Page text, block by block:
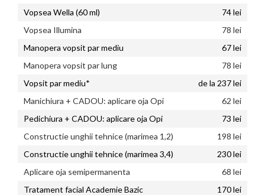
Vopsea Wella (60 ml)
74 lei
Vopsea Illumina
78 lei
Manopera vopsit par mediu
67 lei
Manopera vopsit par lung
78 lei
Vopsit par mediu*
de la 237 lei
Manichiura + CADOU: aplicare oja Opi
62 lei
Pedichiura + CADOU: aplicare oja Opi
73 lei
Constructie unghii tehnice (marimea 1,2)
198 lei
Constructie unghii tehnice (marimea 3,4)
230 lei
Aplicare oja semipermanenta
68 lei
Tratament facial Academie Bazic
170 lei